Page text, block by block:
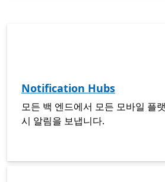
Notification Hubs
모든 백 엔드에서 모든 모바일 플
시 알림을 보냅니다.